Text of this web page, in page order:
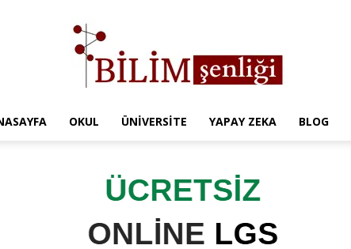
Eğitim
OKUL ÜNIVERSITE YAPAY ZEKA BLOG